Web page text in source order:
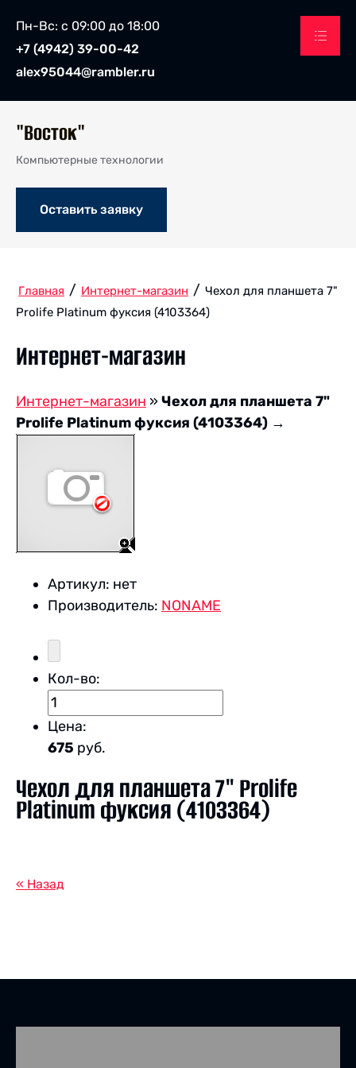
Пн-Вс: с 09:00 до 18:00
+7 (4942) 39-00-42
alex95044@rambler.ru
"Восток"
Компьютерные технологии
Оставить заявку
Главная / Интернет-магазин / Чехол для планшета 7"
Prolife Platinum фуксия (4103364)
Интернет-магазин
Интернет-магазин »Чехол для планшета 7"
Prolife Platinum фуксия (4103364) →
Артикул: нет
Производитель: NONAME
Кол-во:
Цена:
675 руб.
Чехол для планшета 7" Prolife
Platinum фуксия (4103364)
« Назад